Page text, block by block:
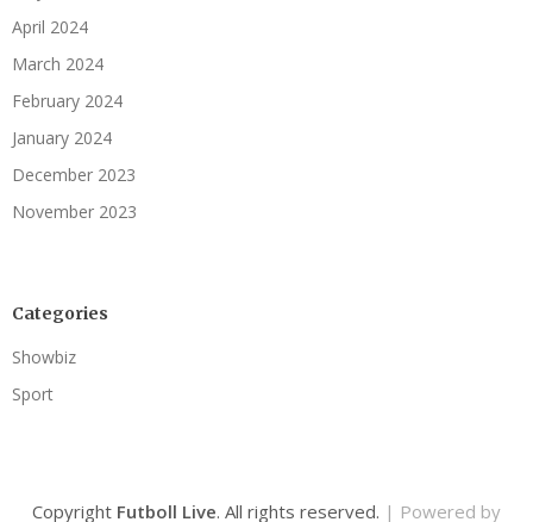
April 2024
March 2024
February 2024
January 2024
December 2023
November 2023
Categories
Showbiz
Sport
Copyright Futboll Live. All rights reserved. | Powered by